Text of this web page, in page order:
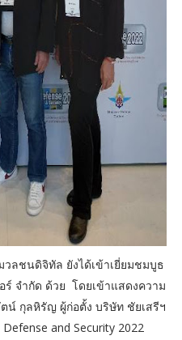
ลชนดิจิทัล ยังได้เข้าเยี่ยมชมบูธ
ร์ จำกัด ด้วย โดยเข้าแสดงความ
น์ กุลหิรัญ ผู้ก่อตั้ง บริษัท ชัยเสรีฯ
and Security 2022